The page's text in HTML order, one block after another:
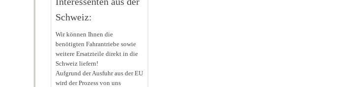
Schweiz:
Wir können Ihnen die
benötigten Fahrantriebe sowie
weitere Ersatzteile direkt in die
Schweiz liefern!
Aufgrund der Ausfuhr aus der EU
wird der Prozess von uns